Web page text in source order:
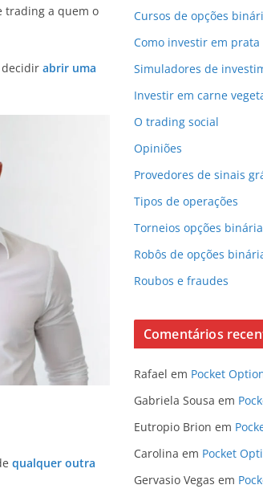
trading a quem o
decidir abrir uma
qualquer outra
Cursos de opções
Como investir em prata
Simuladores de
Investir em carne
O trading social
Opiniões
Provedores de sinais
Tipos de operações
Torneios opções
Robôs de opções
Roubos e fraudes
Comentários
Rafael em Pocket
Gabriela Sousa em
Eutropio Brion em
Carolina em Pocket
Gervasio Vegas em